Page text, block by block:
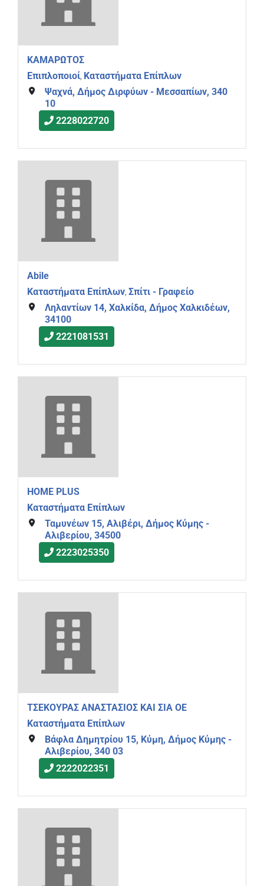
ΚΑΜΑΡΩΤΟΣ
Επιπλοποιοί, Καταστήματα Επίπλων
Ψαχνά, Δήμος Διρφύων - Μεσσαπίων, 340
10
2228022720
Abile
Καταστήματα Επίπλων, Σπίτι - Γραφείο
Ληλαντίων 14, Χαλκίδα, Δήμος Χαλκιδέων,
34100
2221081531
HOME PLUS
Καταστήματα Επίπλων
Ταμυνέων 15, Αλιβέρι, Δήμος Κύμης -
Αλιβερίου, 34500
2223025350
ΤΣΕΚΟΥΡΑΣ ΑΝΑΣΤΑΣΙΟΣ ΚΑΙ ΣΙΑ ΟΕ
Καταστήματα Επίπλων
Βάφλα Δημητρίου 15, Κύμη, Δήμος Κύμης -
Αλιβερίου, 340 03
2222022351